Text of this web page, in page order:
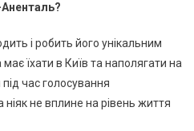
і робить його унікальним
їхати в Київ та наполягати на
під час голосування
не вплине на рівень життя